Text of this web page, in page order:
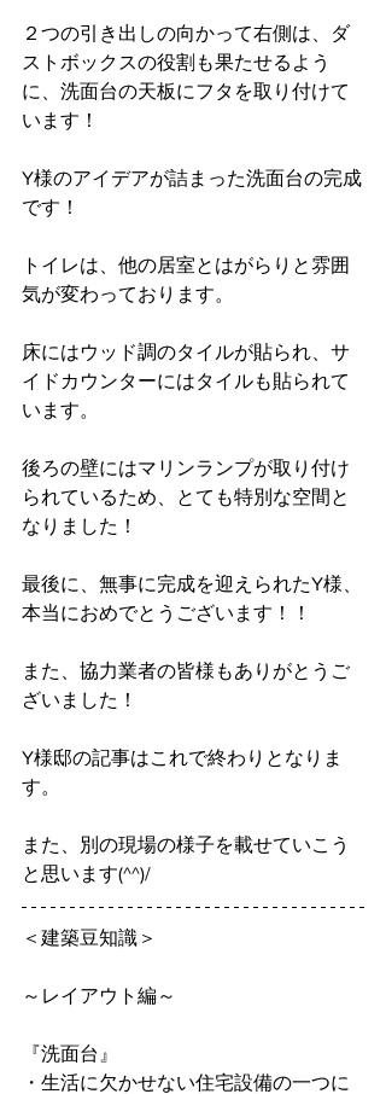
２つの引き出しの向かって右側は、ダ
ストボックスの役割も果たせるよう
に、洗面台の天板にフタを取り付けて
います！
Y様のアイデアが詰まった洗面台の完成
です！
トイレは、他の居室とはがらりと雰囲
気が変わっております。
床にはウッド調のタイルが貼られ、サ
イドカウンターにはタイルも貼られて
います。
後ろの壁にはマリンランプが取り付け
られているため、とても特別な空間と
なりました！
最後に、無事に完成を迎えられたY様、
本当におめでとうございます！！
また、協力業者の皆様もありがとうご
ざいました！
Y様邸の記事はこれで終わりとなりま
す。
また、別の現場の様子を載せていこう
と思います(^^)/
＜建築豆知識＞
～レイアウト編～
『洗面台』
・生活に欠かせない住宅設備の一つに